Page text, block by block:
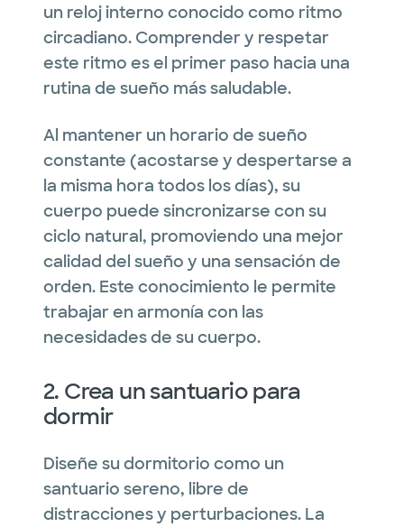
un reloj interno conocido como ritmo
circadiano. Comprender y respetar
este ritmo es el primer paso hacia una
rutina de sueño más saludable.
Al mantener un horario de sueño
constante (acostarse y despertarse a
la misma hora todos los días), su
cuerpo puede sincronizarse con su
ciclo natural, promoviendo una mejor
calidad del sueño y una sensación de
orden. Este conocimiento le permite
trabajar en armonía con las
necesidades de su cuerpo.
2. Crea un santuario para
dormir
Diseñe su dormitorio como un
santuario sereno, libre de
distracciones y perturbaciones. La